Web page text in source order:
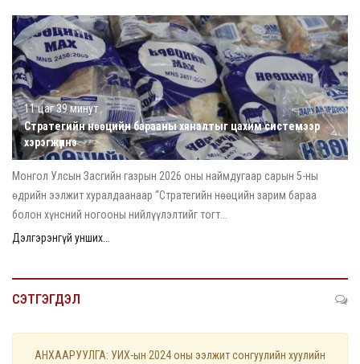
11 цаг 39 минут
Стратегийн нөөцийн барааны хяналтыг цахим системээр
хэрэгжүүлнэ
Монгол Улсын Засгийн газрын 2026 оны наймдугаар сарын 5-ны
өдрийн ээлжит хуралдаанаар “Стратегийн нөөцийн зарим бараа
болон хүнсний ногооны нийлүүлэлтийг тогт...
Дэлгэрэнгүй унших...
СЭТГЭГДЭЛ
АНХААРУУЛГА: УИХ-ын 2024 оны ээлжит сонгуулийн хуулийн